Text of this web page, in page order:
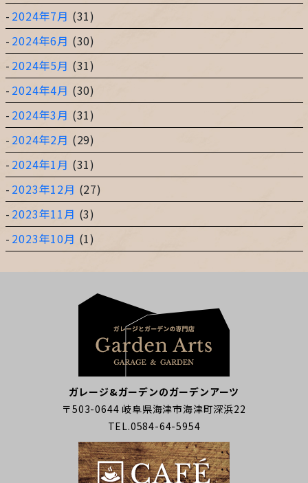
2024年7月 (31)
2024年6月 (30)
2024年5月 (31)
2024年4月 (30)
2024年3月 (31)
2024年2月 (29)
2024年1月 (31)
2023年12月 (27)
2023年11月 (3)
2023年10月 (1)
ガレージ&ガーデンのガーデンアーツ
〒503-0644 岐阜県海津市海津町深浜22
TEL.0584-64-5954